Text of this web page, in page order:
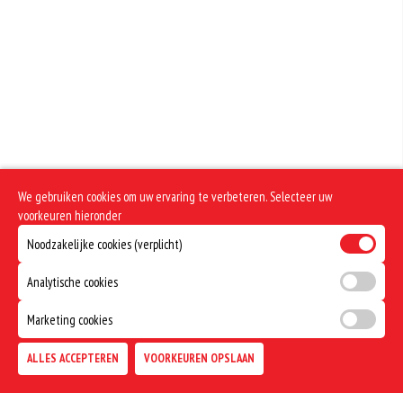
We gebruiken cookies om uw ervaring te verbeteren. Selecteer uw
voorkeuren hieronder
Noodzakelijke cookies (verplicht)
Analytische cookies
Marketing cookies
ALLES ACCEPTEREN VOORKEUREN OPSLAAN